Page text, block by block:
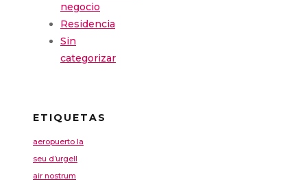
negocio
Residencia
Sin
categorizar
ETIQUETAS
aeropuerto la
seu d’urgell
air nostrum